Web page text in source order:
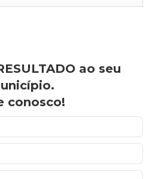
ao seu
conosco!